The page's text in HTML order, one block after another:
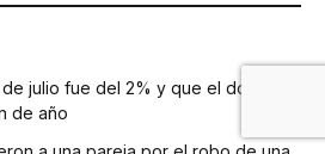
julio fue del 2% y que el dólar
de año